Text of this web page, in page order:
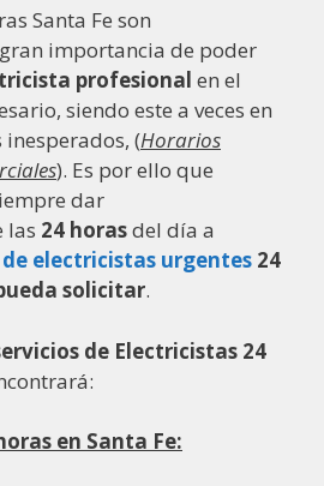
Santa Fe son
importancia de poder
profesional en el
siendo este a veces en
(Horarios
). Es por ello que
dar
las 24 horasdel día a
electricistas urgentes 24
solicitar.
de Electricistas 24
en Santa Fe: